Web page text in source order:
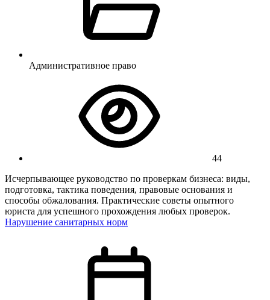
Административное право
44
Исчерпывающее руководство по проверкам бизнеса: виды,
подготовка, тактика поведения, правовые основания и
способы обжалования. Практические советы опытного
юриста для успешного прохождения любых проверок.
Нарушение санитарных норм